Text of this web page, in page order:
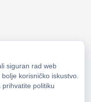
Sva prava zadržana
siguran rad web
korisničko iskustvo.
politiku